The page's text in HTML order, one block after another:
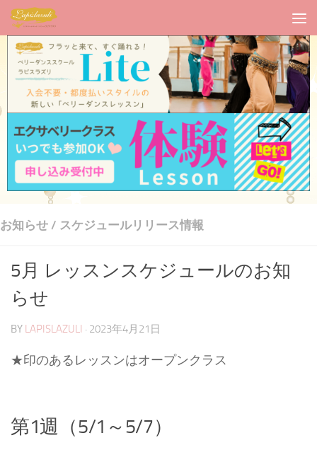
お知らせ / スケジュールリリース情報
5月 レッスンスケジュールのお知
らせ
BY LAPISLAZULI · 2023年4月21日
★印のあるレッスンはオープンクラス
第1週（5/1～5/7）